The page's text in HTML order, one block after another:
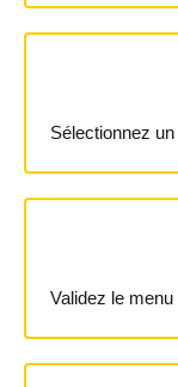
Sélectionnez
Validez le